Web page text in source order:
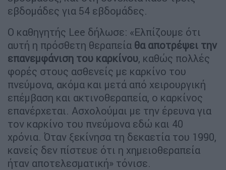
εβδομάδες για 54 εβδομάδες.
Ο καθηγητής Lee δήλωσε: «Ελπίζουμε ότι
αυτή η πρόσθετη θεραπεία θα αποτρέψει την
επανεμφάνιση του καρκίνου, καθώς πολλές
φορές στους ασθενείς με καρκίνο του
πνεύμονα, ακόμα και μετά από χειρουργική
επέμβαση και ακτινοθεραπεία, ο καρκίνος
επανέρχεται. Ασχολούμαι με την έρευνα για
τον καρκίνο του πνεύμονα εδώ και 40
χρόνια. Όταν ξεκίνησα τη δεκαετία του 1990,
κανείς δεν πίστευε ότι η χημειοθεραπεία
ήταν αποτελεσματική» τόνισε.